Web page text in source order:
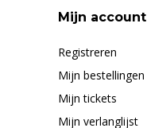
Mijn account
Registreren
Mijn bestellingen
Mijn tickets
Mijn verlanglijst